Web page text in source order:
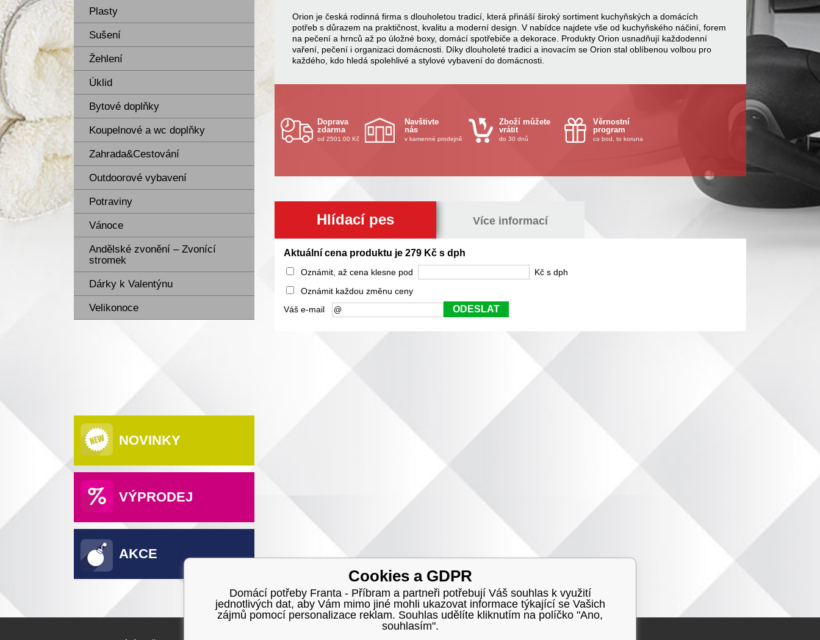
Plasty
Sušení
Žehlení
Úklid
Bytové doplňky
Koupelnové a wc doplňky
Zahrada&Cestování
Outdoorové vybavení
Potraviny
Vánoce
Andělské zvonění – Zvonící
stromek
Dárky k Valentýnu
Velikonoce
NOVINKY
VÝPRODEJ
AKCE
Orion je česká rodinná firma s dlouholetou tradicí, která přináší široký sortiment kuchyňských a domácích
potřeb s důrazem na praktičnost, kvalitu a moderní design. V nabídce najdete vše od kuchyňského náčiní, forem
na pečení a hrnců až po úložné boxy, domácí spotřebiče a dekorace. Produkty Orion usnadňují každodenní
vaření, pečení i organizaci domácnosti. Díky dlouholeté tradici a inovacím se Orion stal oblíbenou volbou pro
každého, kdo hledá spolehlivé a stylové vybavení do domácnosti.
Doprava
zdarma
od 2501.00 Kč
Navštivte
nás
v kamenné prodejně
Zboží můžete
vrátit
do 30 dnů
Věrnostní
program
co bod, to koruna
Hlídací pes Více informací
Aktuální cena produktu je 279 Kč s dph
Oznámit, až cena klesne pod
Kč s dph
Oznámit každou změnu ceny
Váš e-mail
ODESLAT
Cookies a GDPR
Domácí potřeby Franta - Příbram a partneři potřebují Váš souhlas k využití
jednotlivých dat, aby Vám mimo jiné mohli ukazovat informace týkající se Vašich
zájmů pomocí personalizace reklam. Souhlas udělíte kliknutím na políčko "Ano,
souhlasím".